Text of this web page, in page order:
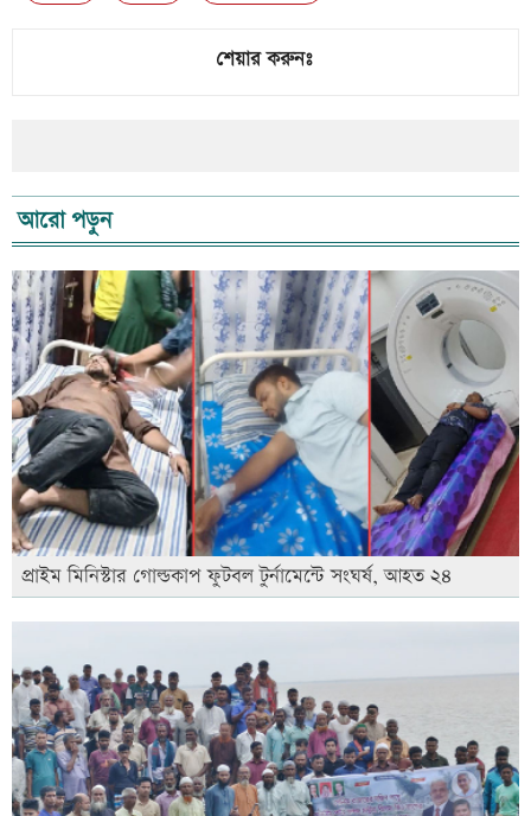
শেয়ার করুনঃ
আরো পড়ুন
প্রাইম মিনিস্টার গোল্ডকাপ ফুটবল টুর্নামেন্টে সংঘর্ষ, আহত ২৪